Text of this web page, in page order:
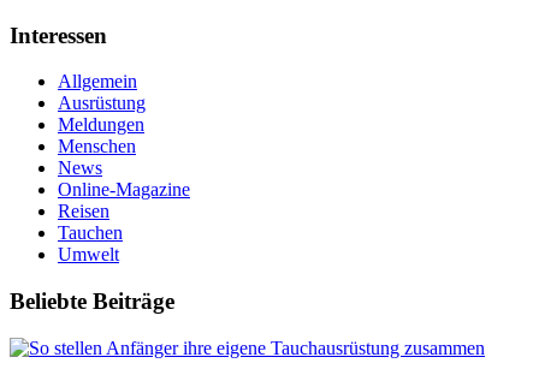
Interessen
Allgemein
Ausrüstung
Meldungen
Menschen
News
Online-Magazine
Reisen
Tauchen
Umwelt
Beliebte Beiträge